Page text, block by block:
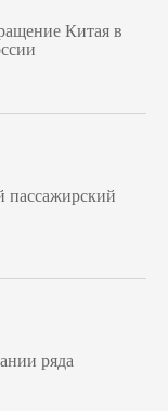
Китая в
пассажирский
ряда